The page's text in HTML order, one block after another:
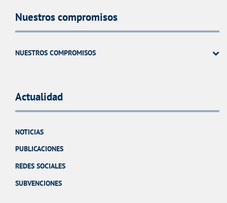
Nuestros compromisos
NUESTROS COMPROMISOS
Actualidad
NOTICIAS
PUBLICACIONES
REDES SOCIALES
SUBVENCIONES